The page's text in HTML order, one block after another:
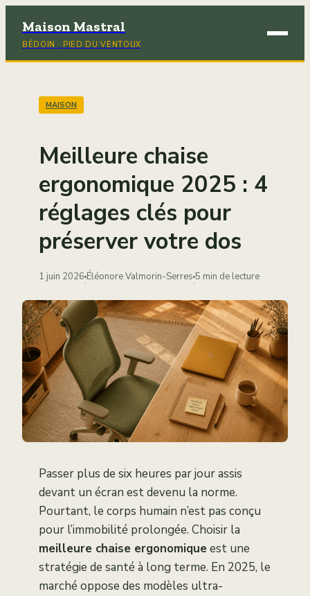
Maison Mastral
BÉDOIN · PIED DU VENTOUX
MAISON
Meilleure chaise
ergonomique 2025 : 4
réglages clés pour
préserver votre dos
1 juin 2026·Éléonore Valmorin-Serres·5 min de lecture
Passer plus de six heures par jour assis
devant un écran est devenu la norme.
Pourtant, le corps humain n’est pas conçu
pour l’immobilité prolongée. Choisir la
meilleure chaise ergonomiqueest une
stratégie de santé à long terme. En 2025, le
marché oppose des modèles ultra-